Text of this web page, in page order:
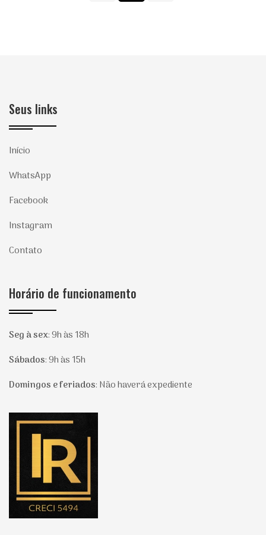
Seus links
Início
WhatsApp
Facebook
Instagram
Contato
Horário de funcionamento
Seg à sex:9h às 18h
Sábados:9h às 15h
Domingos e feriados: Não haverá expediente
Página inicial